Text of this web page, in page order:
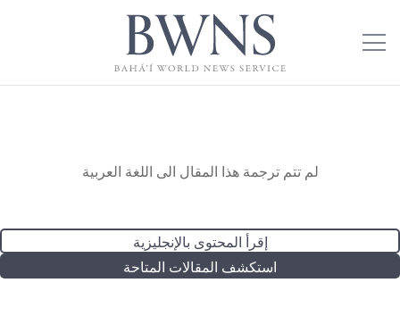
لم تتم ترجمة هذا المقال الى اللغة العربية
إقرأ المحتوى بالإنجليزية
استكشف المقالات المتاحة